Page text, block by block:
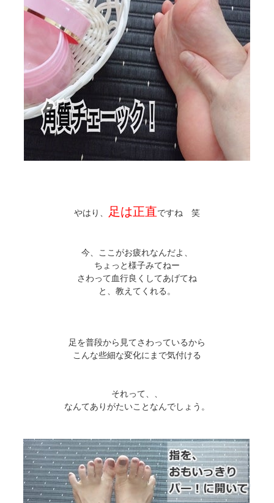
やはり、 足は正直ですね 笑
今、ここがお疲れなんだよ、
ちょっと様子みてねー
さわって血行良くしてあげてね
と、教えてくれる。
足を普段から見てさわっているから
こんな些細な変化にまで気付ける
それって、、
なんてありがたいことなんでしょう。